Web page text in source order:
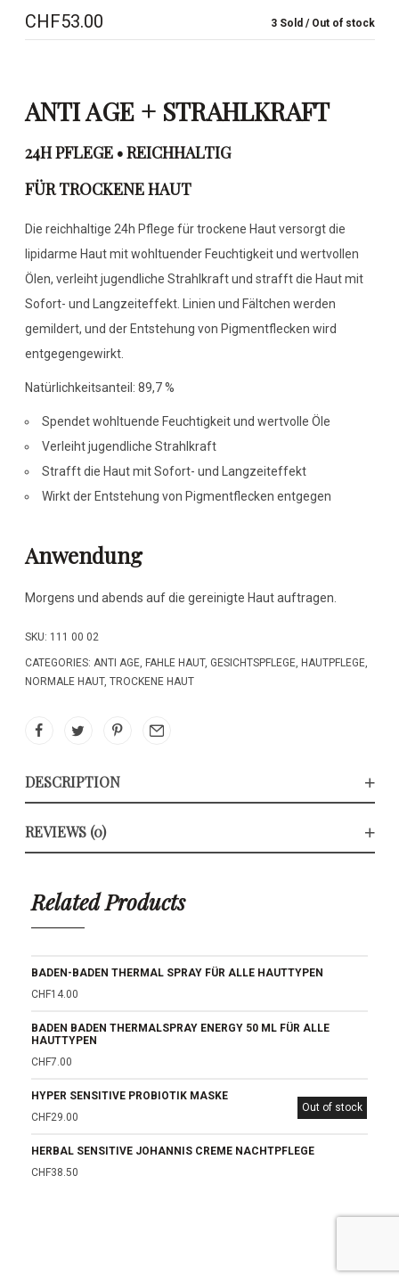
3 Sold Out of stock
CHF53.00
ANTI AGE + STRAHLKRAFT
24H PFLEGE • REICHHALTIG
FÜR TROCKENE HAUT
Die reichhaltige 24h Pflege für trockene Haut versorgt die
lipidarme Haut mit wohltuender Feuchtigkeit und wertvollen
Ölen, verleiht jugendliche Strahlkraft und strafft die Haut mit
Sofort- und Langzeiteffekt. Linien und Fältchen werden
gemildert, und der Entstehung von Pigmentflecken wird
entgegengewirkt.
Natürlichkeitsanteil: 89,7 %
Spendet wohltuende Feuchtigkeit und wertvolle Öle
Verleiht jugendliche Strahlkraft
Strafft die Haut mit Sofort- und Langzeiteffekt
Wirkt der Entstehung von Pigmentflecken entgegen
Anwendung
Morgens und abends auf die gereinigte Haut auftragen.
SKU: 111 00 02
CATEGORIES: ANTI AGE, FAHLE HAUT, GESICHTSPFLEGE, HAUTPFLEGE,
NORMALE HAUT, TROCKENE HAUT
DESCRIPTION
REVIEWS (0)
Related Products
BADEN-BADEN THERMAL SPRAY FÜR ALLE HAUTTYPEN
CHF14.00
BADEN BADEN THERMALSPRAY ENERGY 50 ML FÜR ALLE
HAUTTYPEN
CHF7.00
Out of stock
HYPER SENSITIVE PROBIOTIK MASKE
CHF29.00
HERBAL SENSITIVE JOHANNIS CREME NACHTPFLEGE
CHF38.50